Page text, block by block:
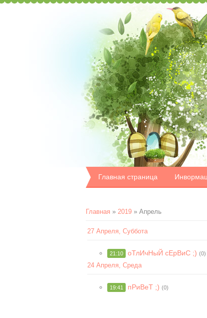
Главная страница
Главная » 2019 » Апрель
27 Апреля, Суббота
21:10 оТлИчНыЙ сЕрВиС ;) (0)
24 Апреля, Среда
19:41 пРиВеТ ;) (0)